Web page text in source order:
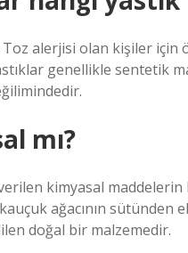
alerjisi olan kişiler
genellikle sentetik
mı?
kimyasal
ağacının sütünden
doğal bir malzemedir.